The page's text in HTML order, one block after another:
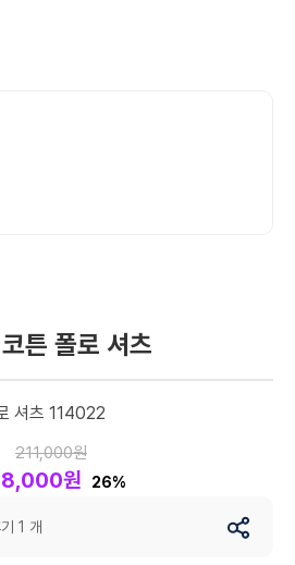
튼 폴로 셔츠
셔츠 114022
211,000원
원 26%
1 개